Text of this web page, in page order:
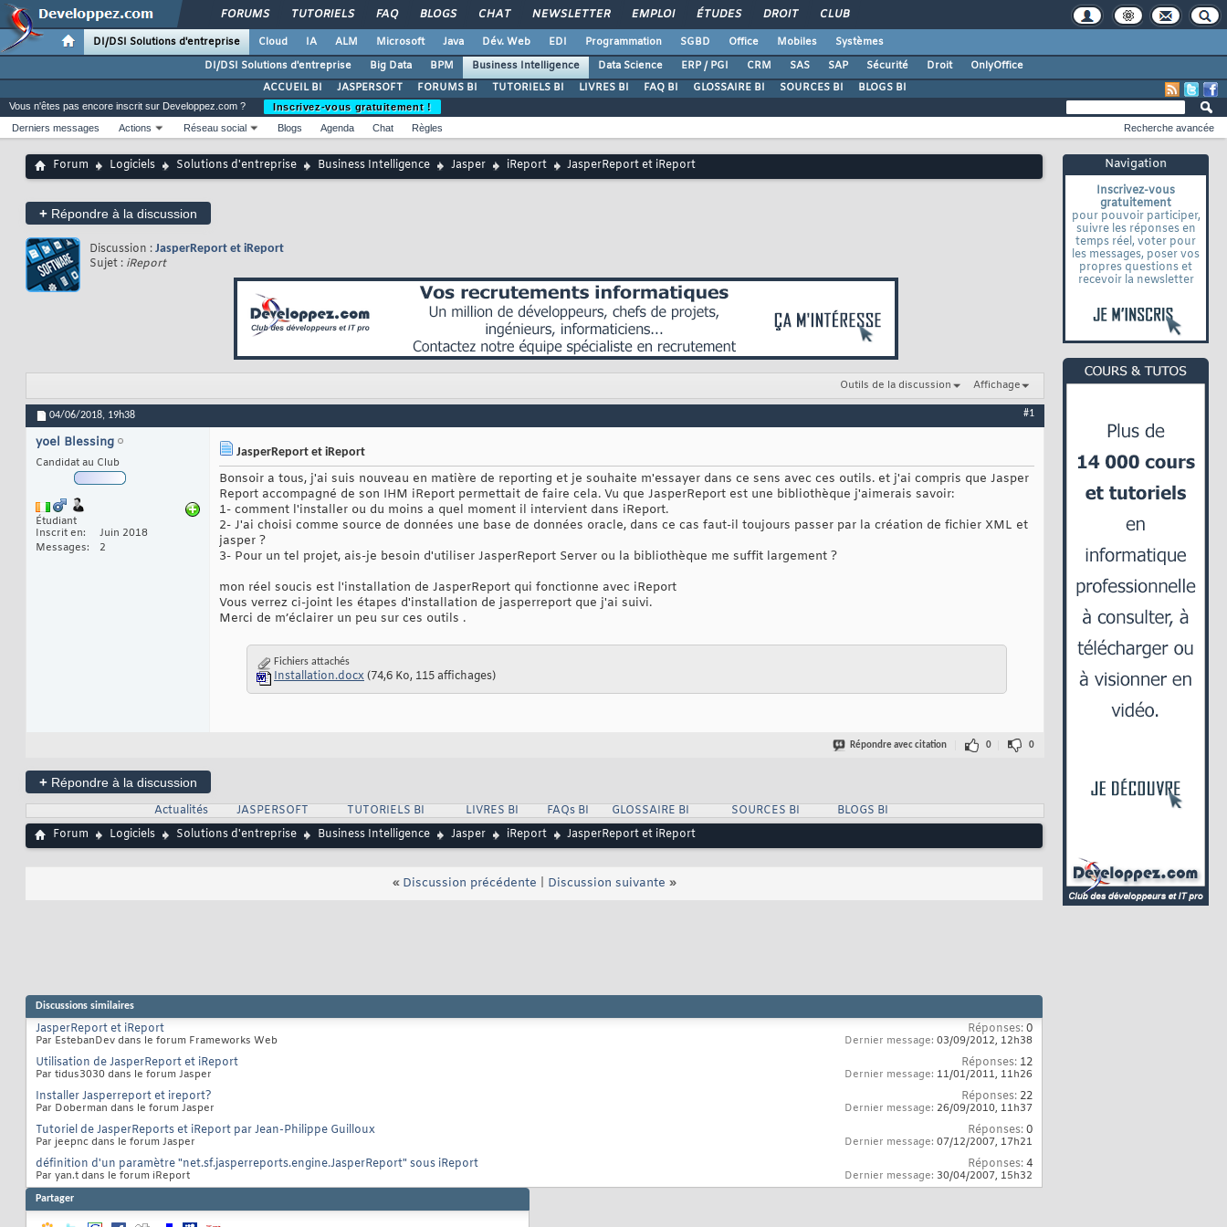
FORUMS TUTORIELS FAQ BLOGS CHAT NEWSLETTER EMPLOI ÉTUDES DROIT CLUB
DI/DSI Solutions d'entreprise Cloud IA ALM Microsoft Java Dév. Web EDI Programmation SGBD Office Mobiles
Systèmes
DI/DSI Solutions d'entreprise
Big Data BPM Business Intelligence Data Science ERP / PGI CRM SAS SAP Sécurité Droit
OnlyOffice
ACCUEIL BI
JASPERSOFT FORUMS BI TUTORIELS BI LIVRES BI FAQ BI GLOSSAIRE BI SOURCES BI BLOGS BI
Navigation
Inscrivez-vous
gratuitement
pour pouvoir participer,
suivre les réponses en
temps réel, voter pour
les messages, poser vos
propres questions et
recevoir la newsletter
Vous n'êtes pas encore inscrit sur Developpez.com ?
Inscrivez-vous gratuitement !
Derniers messages
Actions Réseau social Blogs Agenda Chat Règles Recherche avancée
Forum Logiciels Solutions d'entreprise Business Intelligence Jasper iReport JasperReport et iReport
+ Répondre à la discussion
Discussion : JasperReport et iReport
Sujet : iReport
Outils de la discussion Affichage
04/06/2018, 19h38 #1
yoel Blessing
Candidat au Club
Étudiant
Inscrit en
Juin 2018
Messages
2
JasperReport et iReport
Bonsoir a tous, j'ai suis nouveau en matière de reporting et je souhaite m'essayer dans ce sens avec ces outils. et j'ai compris que Jasper
Report accompagné de son IHM iReport permettait de faire cela. Vu que JasperReport est une bibliothèque j'aimerais savoir:
1- comment l'installer ou du moins a quel moment il intervient dans iReport.
2- J'ai choisi comme source de données une base de données oracle, dans ce cas faut-il toujours passer par la création de fichier XML et
jasper ?
3- Pour un tel projet, ais-je besoin d'utiliser JasperReport Server ou la bibliothèque me suffit largement ?
mon réel soucis est l'installation de JasperReport qui fonctionne avec iReport
Vous verrez ci-joint les étapes d'installation de jasperreport que j'ai suivi.
Merci de m’éclairer un peu sur ces outils .
Fichiers attachés
Installation.docx(74,6 Ko, 115 affichages)
Répondre avec citation 0 0
+ Répondre à la discussion
Actualités
JASPERSOFT TUTORIELS BI LIVRES BI FAQs BI GLOSSAIRE BI SOURCES BI
BLOGS BI
Forum
Logiciels Solutions d'entreprise Business Intelligence Jasper iReport JasperReport et iReport
« Discussion précédente Discussion suivante »
Discussions similaires
JasperReport et iReport
Par EstebanDev dans le forum Frameworks Web
Réponses:0
Dernier message: 03/09/2012, 12h38
Utilisation de JasperReport et iReport
Par tidus3030 dans le forum Jasper
Réponses: 12
Dernier message: 11/01/2011, 11h26
Installer Jasperreport et ireport?
Par Doberman dans le forum Jasper
Réponses: 22
Dernier message: 26/09/2010, 11h37
Tutoriel de JasperReports et iReport par Jean-Philippe Guilloux
Par jeepnc dans le forum Jasper
Réponses:0
Dernier message: 07/12/2007, 17h21
définition d'un paramètre "net.sf.jasperreports.engine.JasperReport" sous iReport
Par yan.t dans le forum iReport
Réponses:4
Dernier message: 30/04/2007, 15h32
Partager